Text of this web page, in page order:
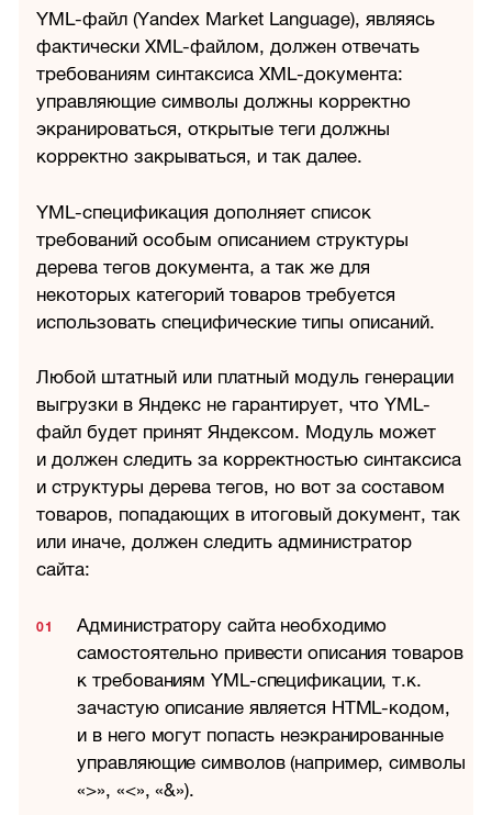
YML-файл (Yandex Market Language), являясь
фактическиXML-файлом, должен отвечать
требованиям синтаксисаXML-документа:
управляющие символы должны корректно
экранироваться, открытые теги должны
корректно закрываться, и так далее.
YML-спецификация дополняет список
требований особым описанием структуры
дерева тегов документа, а так же для
некоторых категорий товаров требуется
использовать специфические типы описаний.
Любой штатный или платный модуль генерации
выгрузки в Яндекс не гарантирует, что YML-
файл будет принят Яндексом. Модуль может
и должен следить за корректностью синтаксиса
и структуры дерева тегов, но вот за составом
товаров, попадающих в итоговый документ, так
или иначе, должен следить администратор
сайта:
Администратору сайта необходимо
самостоятельно привести описания товаров
к требованиям YML-спецификации, т.к.
зачастую описание является HTML-кодом,
и в него могут попасть неэкранированные
управляющие символов (например, символы
«>», «<», «&»).